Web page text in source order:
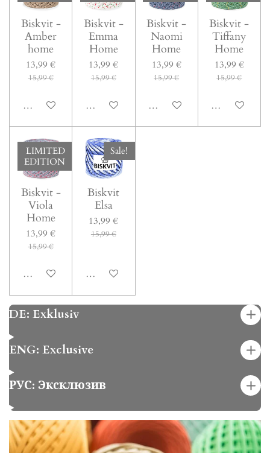
Biskvit -
Amber
home
13,99 €
15,99 €
In den Warenkorb
Biskvit -
Emma
Home
13,99 €
15,99 €
In den Warenkorb
Biskvit -
Naomi
Home
13,99 €
15,99 €
In den Warenkorb
Biskvit -
Tiffany
Home
13,99 €
15,99 €
In den
LIMITED
EDITION
Biskvit -
Viola
Home
13,99 €
15,99 €
In den Warenkorb
Sale!
Biskvit
Elsa
13,99 €
15,99 €
In den Warenkorb
DE: Exklusiv
ENG: Exclusive
РУС: Эксклюзив